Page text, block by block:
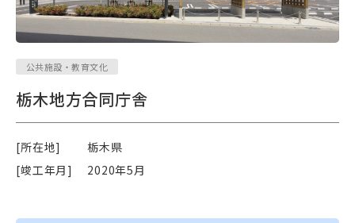
公共施設・教育文化
栃木地方合同庁舎
[所在地]
栃木県
[竣工年月]
2020年5月